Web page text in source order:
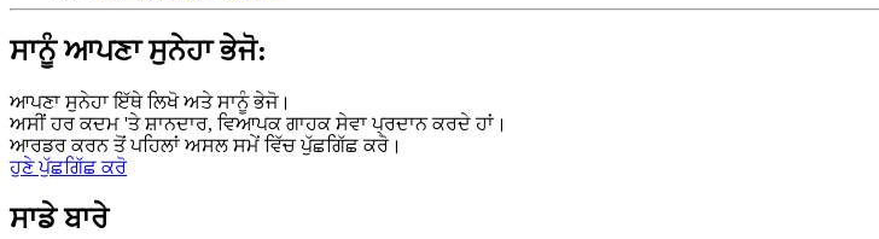
ਸਾਨੂੰ ਆਪਣਾ ਸੁਨੇਹਾ ਭੇਜੋ:
ਆਪਣਾ ਸੁਨੇਹਾ ਇੱਥੇ ਲਿਖੋ ਅਤੇ ਸਾਨੂੰ ਭੇਜੋ।
ਅਸੀਂ ਹਰ ਕਦਮ 'ਤੇ ਸ਼ਾਨਦਾਰ, ਵਿਆਪਕ ਗਾਹਕ ਸੇਵਾ ਪ੍ਰਦਾਨ ਕਰਦੇ ਹਾਂ।
ਆਰਡਰ ਕਰਨ ਤੋਂ ਪਹਿਲਾਂ ਅਸਲ ਸਮੇਂ ਵਿੱਚ ਪੁੱਛਗਿੱਛ ਕਰੋ।
ਹੁਣੇ ਪੁੱਛਗਿੱਛ ਕਰੋ
ਸਾਡੇ ਬਾਰੇ